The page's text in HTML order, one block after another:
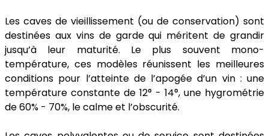
Les caves de vieillissement (ou de conservation) sont
destinées aux vins de garde qui méritent de grandir
jusqu’à leur maturité. Le plus souvent mono-
température, ces modèles réunissent les meilleures
conditions pour l’atteinte de l’apogée d’un vin : une
température constante de 12° - 14°, une hygrométrie
de 60% - 70%, le calme et l’obscurité.